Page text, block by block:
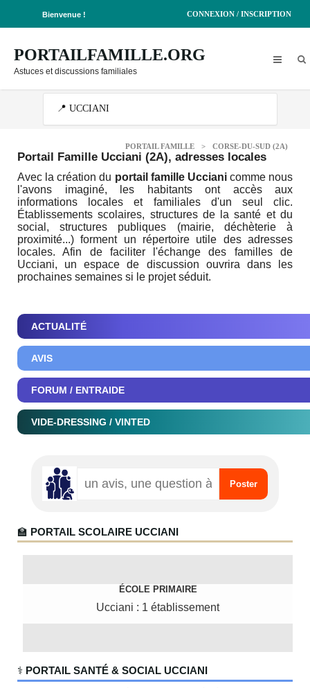
Bienvenue ! CONNEXION / INSCRIPTION
PORTAILFAMILLE.ORG
Astuces et discussions familiales
PORTAIL FAMILLE > CORSE-DU-SUD (2A)
Portail Famille Ucciani (2A), adresses locales
Avec la création du portail famille Uccianicomme nous
l'avons imaginé, les habitants ont accès aux
informations locales et familiales d'un seul clic.
Établissements scolaires, structures de la santé et du
social, structures publiques (mairie, déchèterie à
proximité...) forment un répertoire utile des adresses
locales. Afin de faciliter l'échange des familles de
Ucciani, un espace de discussion ouvrira dans les
prochaines semaines si le projet séduit.
ACTUALITÉ
AVIS
FORUM / ENTRAIDE
VIDE-DRESSING / VINTED
🏫 PORTAIL SCOLAIRE UCCIANI
ÉCOLE PRIMAIRE
Ucciani : 1 établissement
‍⚕️ PORTAIL SANTÉ & SOCIAL UCCIANI